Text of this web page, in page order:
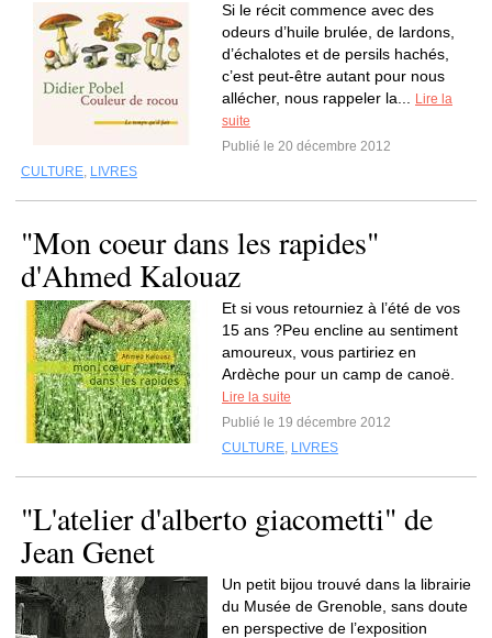
Si le récit commence avec des
odeurs d’huile brulée, de lardons,
d’échalotes et de persils hachés,
c’est peut-être autant pour nous
allécher, nous rappeler la...
Lire la
suite
Publié le 20 décembre 2012
CULTURE, LIVRES
"Mon coeur dans les rapides"
d'Ahmed Kalouaz
Et si vous retourniez à l’été de vos
15 ans ?Peu encline au sentiment
amoureux, vous partiriez en
Ardèche pour un camp de canoë.
Lire la suite
Publié le 19 décembre 2012
CULTURE, LIVRES
"L'atelier d'alberto giacometti" de
Jean Genet
Un petit bijou trouvé dans la librairie
du Musée de Grenoble, sans doute
en perspective de l’exposition